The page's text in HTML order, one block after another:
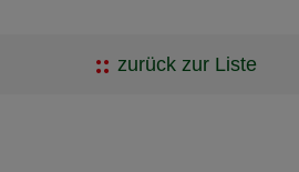
zurück zur Liste